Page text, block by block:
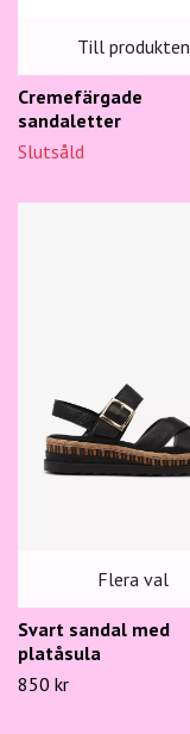
Till produkten
Cremefärgade
sandaletter
Slutsåld
Flera val
Svart sandal med
platåsula
850 kr